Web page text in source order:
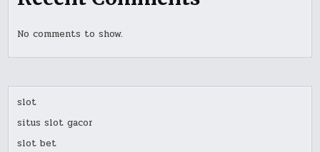
No comments to show.
slot
situs slot gacor
slot bet